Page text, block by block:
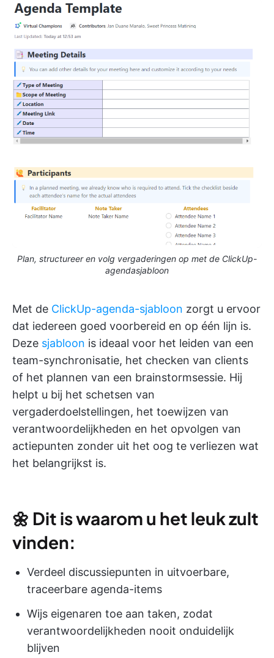
Plan, structureer en volg vergaderingen op met de ClickUp-
agendasjabloon
Met de ClickUp-agenda-sjabloon zorgt u ervoor
dat iedereen goed voorbereid en op één lijn is.
Deze sjabloon is ideaal voor het leiden van een
team-synchronisatie, het checken van clients
of het plannen van een brainstormsessie. Hij
helpt u bij het schetsen van
vergaderdoelstellingen, het toewijzen van
verantwoordelijkheden en het opvolgen van
actiepunten zonder uit het oog te verliezen wat
het belangrijkst is.
🌼 Dit is waarom u het leuk zult
vinden:
Verdeel discussiepunten in uitvoerbare,
traceerbare agenda-items
Wijs eigenaren toe aan taken, zodat
verantwoordelijkheden nooit onduidelijk
blijven